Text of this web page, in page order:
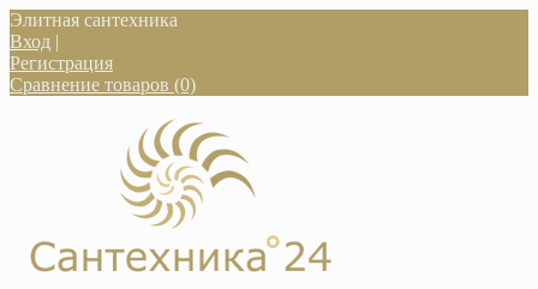
Элитная сантехника
Вход |
Регистрация
Сравнение товаров (0)